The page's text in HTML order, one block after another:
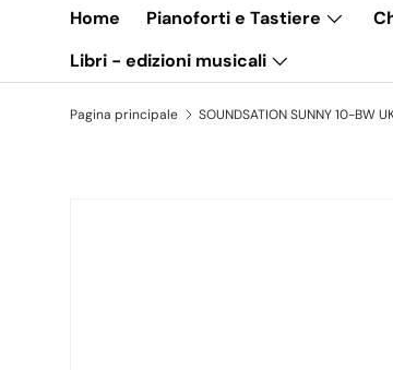
Home Pianoforti e Tastiere
Libri - edizioni musicali
Pagina principale